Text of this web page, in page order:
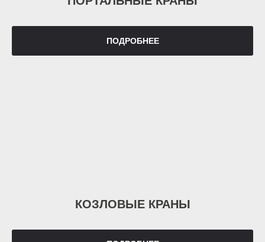
ПОДРОБНЕЕ
КОЗЛОВЫЕ КРАНЫ